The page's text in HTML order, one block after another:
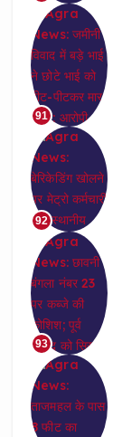
91
92
93